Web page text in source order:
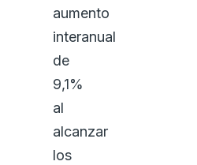
aumento
interanual
de
9,1%
al
alcanzar
los